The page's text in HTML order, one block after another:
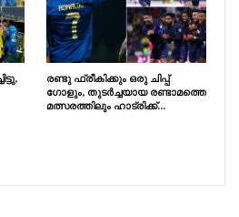
രണ്ടു ഫ്രീകിക്കും ഒരു ചിപ്പ്
ഗോളും, തുടർച്ചയായ രണ്ടാമത്തെ
മത്സരത്തിലും ഹാട്രിക്ക്…